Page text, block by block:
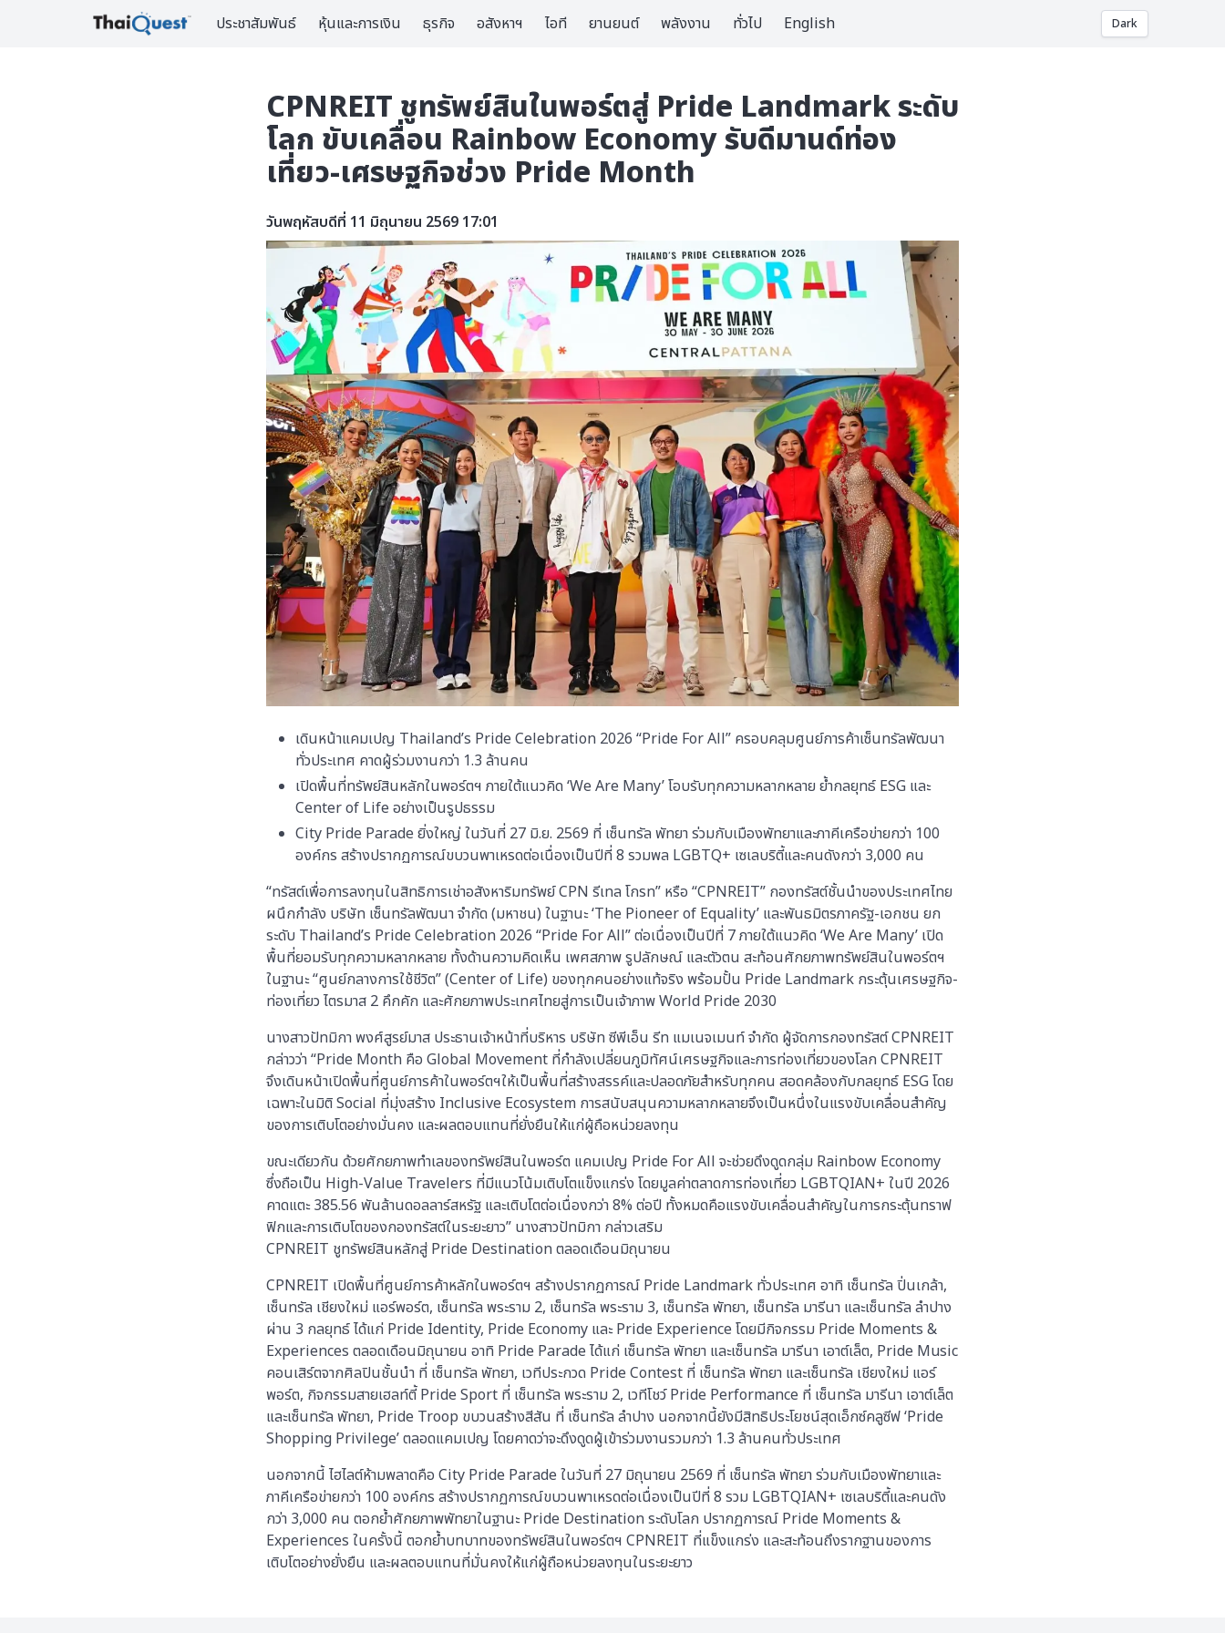
ประชาสัมพันธ์ หุ้นและการเงิน ธุรกิจ อสังหาฯ ไอที ยานยนต์ พลังงาน ทั่วไป English Dark
CPNREIT ชูทรัพย์สินในพอร์ตสู่ Pride Landmark ระดับ
โลก ขับเคลื่อน Rainbow Economy รับดีมานด์ท่อง
เที่ยว-เศรษฐกิจช่วง Pride Month
วันพฤหัสบดีที่ 11 มิถุนายน 2569 17:01
เดินหน้าแคมเปญ Thailand’s Pride Celebration 2026 “Pride For All” ครอบคลุมศูนย์การค้าเซ็นทรัลพัฒนา
ทั่วประเทศ คาดผู้ร่วมงานกว่า 1.3 ล้านคน
เปิดพื้นที่ทรัพย์สินหลักในพอร์ตฯ ภายใต้แนวคิด ‘We Are Many’ โอบรับทุกความหลากหลาย ย้ำกลยุทธ์ ESG และ
Center of Life อย่างเป็นรูปธรรม
City Pride Parade ยิ่งใหญ่ ในวันที่ 27 มิ.ย. 2569 ที่ เซ็นทรัล พัทยา ร่วมกับเมืองพัทยาและภาคีเครือข่ายกว่า 100
องค์กร สร้างปรากฏการณ์ขบวนพาเหรดต่อเนื่องเป็นปีที่ 8 รวมพล LGBTQ+ เซเลบริตี้และคนดังกว่า 3,000 คน
“ทรัสต์เพื่อการลงทุนในสิทธิการเช่าอสังหาริมทรัพย์ CPN รีเทล โกรท” หรือ “CPNREIT” กองทรัสต์ชั้นนำของประเทศไทย
ผนึกกำลัง บริษัท เซ็นทรัลพัฒนา จำกัด (มหาชน) ในฐานะ ‘The Pioneer of Equality’ และพันธมิตรภาครัฐ-เอกชน ยก
ระดับ Thailand’s Pride Celebration 2026 “Pride For All” ต่อเนื่องเป็นปีที่ 7 ภายใต้แนวคิด ‘We Are Many’ เปิด
พื้นที่ยอมรับทุกความหลากหลาย ทั้งด้านความคิดเห็น เพศสภาพ รูปลักษณ์ และตัวตน สะท้อนศักยภาพทรัพย์สินในพอร์ตฯ
ในฐานะ “ศูนย์กลางการใช้ชีวิต” (Center of Life) ของทุกคนอย่างแท้จริง พร้อมปั้น Pride Landmark กระตุ้นเศรษฐกิจ-
ท่องเที่ยว ไตรมาส 2 คึกคัก และศักยภาพประเทศไทยสู่การเป็นเจ้าภาพ World Pride 2030
นางสาวปัทมิกา พงศ์สูรย์มาส ประธานเจ้าหน้าที่บริหาร บริษัท ซีพีเอ็น รีท แมเนจเมนท์ จำกัด ผู้จัดการกองทรัสต์ CPNREIT
กล่าวว่า “Pride Month คือ Global Movement ที่กำลังเปลี่ยนภูมิทัศน์เศรษฐกิจและการท่องเที่ยวของโลก CPNREIT
จึงเดินหน้าเปิดพื้นที่ศูนย์การค้าในพอร์ตฯให้เป็นพื้นที่สร้างสรรค์และปลอดภัยสำหรับทุกคน สอดคล้องกับกลยุทธ์ ESG โดย
เฉพาะในมิติ Social ที่มุ่งสร้าง Inclusive Ecosystem การสนับสนุนความหลากหลายจึงเป็นหนึ่งในแรงขับเคลื่อนสำคัญ
ของการเติบโตอย่างมั่นคง และผลตอบแทนที่ยั่งยืนให้แก่ผู้ถือหน่วยลงทุน
ขณะเดียวกัน ด้วยศักยภาพทำเลของทรัพย์สินในพอร์ต แคมเปญ Pride For All จะช่วยดึงดูดกลุ่ม Rainbow Economy
ซึ่งถือเป็น High-Value Travelers ที่มีแนวโน้มเติบโตแข็งแกร่ง โดยมูลค่าตลาดการท่องเที่ยว LGBTQIAN+ ในปี 2026
คาดแตะ 385.56 พันล้านดอลลาร์สหรัฐ และเติบโตต่อเนื่องกว่า 8% ต่อปี ทั้งหมดคือแรงขับเคลื่อนสำคัญในการกระตุ้นทราฟ
ฟิกและการเติบโตของกองทรัสต์ในระยะยาว” นางสาวปัทมิกา กล่าวเสริม
CPNREIT ชูทรัพย์สินหลักสู่ Pride Destination ตลอดเดือนมิถุนายน
CPNREIT เปิดพื้นที่ศูนย์การค้าหลักในพอร์ตฯ สร้างปรากฏการณ์ Pride Landmark ทั่วประเทศ อาทิ เซ็นทรัล ปิ่นเกล้า,
เซ็นทรัล เชียงใหม่ แอร์พอร์ต, เซ็นทรัล พระราม 2, เซ็นทรัล พระราม 3, เซ็นทรัล พัทยา, เซ็นทรัล มารีนา และเซ็นทรัล ลำปาง
ผ่าน 3 กลยุทธ์ ได้แก่ Pride Identity, Pride Economy และ Pride Experience โดยมีกิจกรรม Pride Moments &
Experiences ตลอดเดือนมิถุนายน อาทิ Pride Parade ได้แก่ เซ็นทรัล พัทยา และเซ็นทรัล มารีนา เอาต์เล็ต, Pride Music
คอนเสิร์ตจากศิลปินชั้นนำ ที่ เซ็นทรัล พัทยา, เวทีประกวด Pride Contest ที่ เซ็นทรัล พัทยา และเซ็นทรัล เชียงใหม่ แอร์
พอร์ต, กิจกรรมสายเฮลท์ตี้ Pride Sport ที่ เซ็นทรัล พระราม 2, เวทีโชว์ Pride Performance ที่ เซ็นทรัล มารีนา เอาต์เล็ต
และเซ็นทรัล พัทยา, Pride Troop ขบวนสร้างสีสัน ที่ เซ็นทรัล ลำปาง นอกจากนี้ยังมีสิทธิประโยชน์สุดเอ็กซ์คลูซีฟ ‘Pride
Shopping Privilege’ ตลอดแคมเปญ โดยคาดว่าจะดึงดูดผู้เข้าร่วมงานรวมกว่า 1.3 ล้านคนทั่วประเทศ
นอกจากนี้ ไฮไลต์ห้ามพลาดคือ City Pride Parade ในวันที่ 27 มิถุนายน 2569 ที่ เซ็นทรัล พัทยา ร่วมกับเมืองพัทยาและ
ภาคีเครือข่ายกว่า 100 องค์กร สร้างปรากฏการณ์ขบวนพาเหรดต่อเนื่องเป็นปีที่ 8 รวม LGBTQIAN+ เซเลบริตี้และคนดัง
กว่า 3,000 คน ตอกย้ำศักยภาพพัทยาในฐานะ Pride Destination ระดับโลก ปรากฏการณ์ Pride Moments &
Experiences ในครั้งนี้ ตอกย้ำบทบาทของทรัพย์สินในพอร์ตฯ CPNREIT ที่แข็งแกร่ง และสะท้อนถึงรากฐานของการ
เติบโตอย่างยั่งยืน และผลตอบแทนที่มั่นคงให้แก่ผู้ถือหน่วยลงทุนในระยะยาว